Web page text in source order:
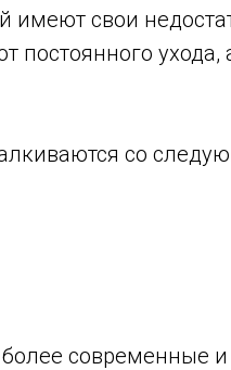
свои
постоянного
со
современные